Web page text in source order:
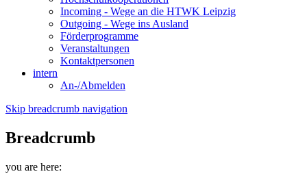
Incoming - Wege an die HTWK Leipzig
Outgoing - Wege ins Ausland
Förderprogramme
Veranstaltungen
Kontaktpersonen
intern
An-/Abmelden
Skip breadcrumb navigation
Breadcrumb
you are here: